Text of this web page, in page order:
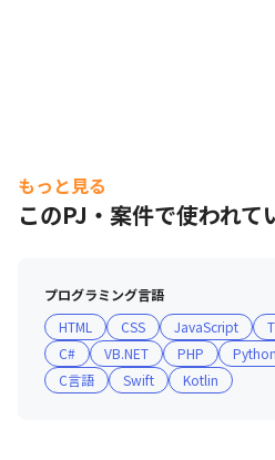
もっと見る
このPJ・案件で使われて
プログラミング言語
HTML
CSS JavaScript
C#
VB.NET PHP Python
C言語
Swift Kotlin